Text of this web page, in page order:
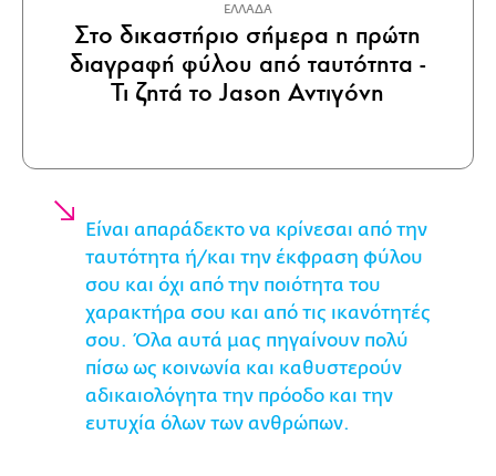
ΕΛΛΑΔΑ
Στο δικαστήριο σήμερα η πρώτη
διαγραφή φύλου από ταυτότητα -
Τι ζητά το Jason Αντιγόνη
Είναι απαράδεκτο να κρίνεσαι από την
ταυτότητα ή/και την έκφραση φύλου
σου και όχι από την ποιότητα του
χαρακτήρα σου και από τις ικανότητές
σου. Όλα αυτά μας πηγαίνουν πολύ
πίσω ως κοινωνία και καθυστερούν
αδικαιολόγητα την πρόοδο και την
ευτυχία όλων των ανθρώπων.